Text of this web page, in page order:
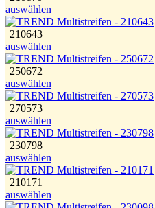
auswählen
210643
auswählen
250672
auswählen
270573
auswählen
230798
auswählen
210171
auswählen